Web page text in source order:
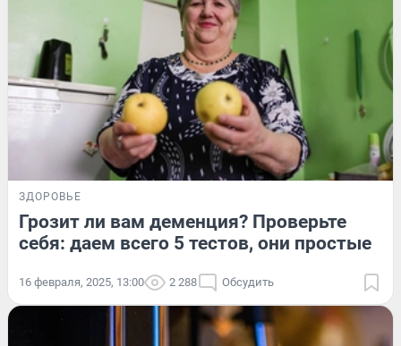
ЗДОРОВЬЕ
Грозит ли вам деменция? Проверьте
себя: даем всего 5 тестов, они простые
16 февраля, 2025, 13:00 2 288 Обсудить